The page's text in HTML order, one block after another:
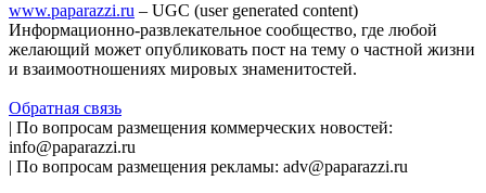
www.paparazzi.ru – UGC (user generated content)
Информационно-развлекательное сообщество, где любой
желающий может опубликовать пост на тему о частной жизни
и взаимоотношениях мировых знаменитостей.
Обратная связь
| По вопросам размещения коммерческих новостей:
info@paparazzi.ru
| По вопросам размещения рекламы: adv@paparazzi.ru